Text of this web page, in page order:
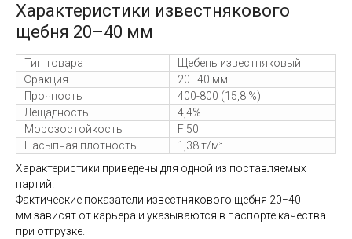
Характеристики известнякового
щебня 20–40 мм
Тип товара
Щебень известняковый
Фракция
20–40 мм
Прочность
400-800 (15,8 %)
Лещадность
4,4%
Морозостойкость
F 50
Насыпная плотность
1,38 т/м³
Характеристики приведены для одной из поставляемых
партий.
Фактические показатели известнякового щебня 20−40
мм зависят от карьера и указываются в паспорте качества
при отгрузке.